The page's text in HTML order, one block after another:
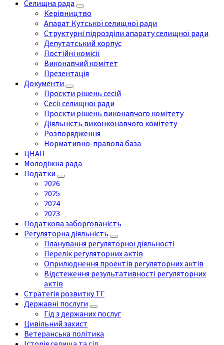
Селищна рада
Керівництво
Апарат Кутської селищної ради
Структурні підрозділи апарату селищної ради
Депутатський корпус
Постійні комісії
Виконавчий комітет
Презентація
Документи
Проєкти рішень сесій
Сесії селищної ради
Проєкти рішень виконавчого комітету
Діяльність виконконавчого комітету
Розпорядження
Нормативно-правова база
ЦНАП
Молодіжна рада
Податки
2026
2025
2024
2023
Податкова заборгованість
Регуляторна діяльність
Планування регуляторної діяльності
Перелік регуляторних актів
Оприлюднення проектів регуляторних актів
Відстеження результативності регуляторних
актів
Стратегія розвитку ТГ
Державні послуги
Гід з держаних послуг
Цивільний захист
Ветеранська політика